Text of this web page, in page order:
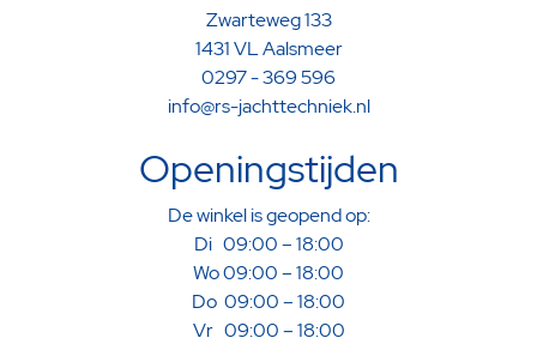
Zwarteweg 133
1431 VL Aalsmeer
0297 - 369 596
info@rs-jachttechniek.nl
Openingstijden
De winkel is geopend op:
Di 09:00 – 18:00
Wo 09:00 – 18:00
Do 09:00 – 18:00
Vr 09:00 – 18:00